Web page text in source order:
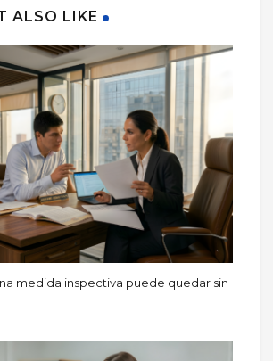
ALSO LIKE
medida inspectiva puede quedar sin